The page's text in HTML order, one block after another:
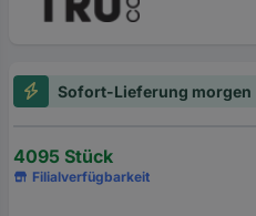
Sofort-Lieferung morgen
4095 Stück
Filialverfügbarkeit